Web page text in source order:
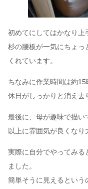
初めてにしてはかなり上
杉の腰板が一気にちょっ
くれています。
ちなみに作業時間は約15
休日がしっかりと消え去
最後に、母が趣味で描い
以上に雰囲気が良くなり
実際に自分でやってみる
ました。
簡単そうに見えるという